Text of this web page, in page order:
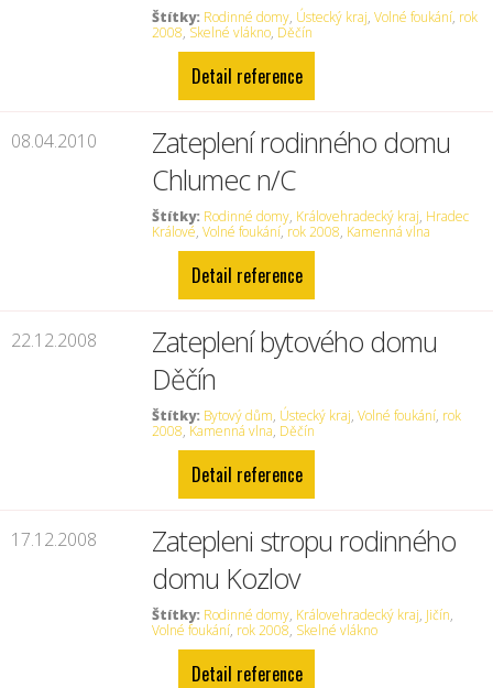
Štítky: Rodinné domy, Ústecký kraj,Volné foukání, rok
2008, Skelné vlákno, Děčín
Detail reference
08.04.2010
Zateplení rodinného domu
Chlumec n/C
Štítky: Rodinné domy, Královehradecký kraj, Hradec
Králové,Volné foukání, rok 2008, Kamenná vlna
Detail reference
22.12.2008
Zateplení bytového domu
Děčín
Štítky: Bytový dům, Ústecký kraj,Volné foukání, rok
2008, Kamenná vlna, Děčín
Detail reference
17.12.2008
Zatepleni stropu rodinného
domu Kozlov
Štítky: Rodinné domy, Královehradecký kraj, Jičín,
Volné foukání, rok 2008, Skelné vlákno
Detail reference